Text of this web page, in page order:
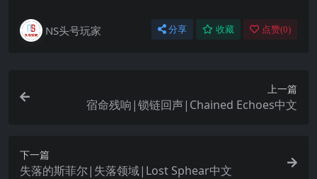
NS头号玩家 分享 收藏 点赞(0)
上一篇
宿命残响|锁链回声|Chained Echoes中文
下一篇
失落的斯菲尔|失落领域|Lost Sphear中文